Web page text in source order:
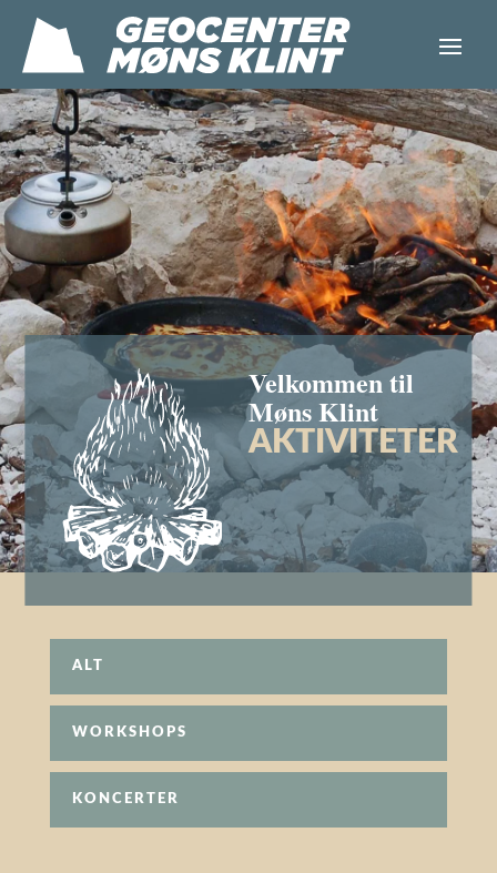
Velkommen til
Møns Klint
AKTIVITETER
ALT
WORKSHOPS
KONCERTER